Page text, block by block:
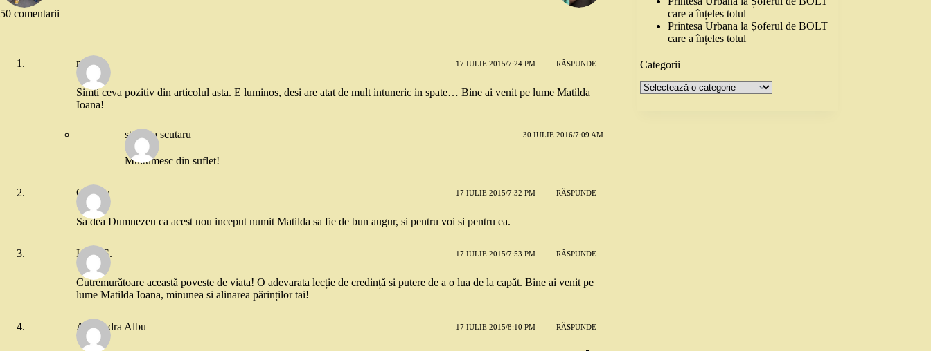
50 comentarii
miha 17 IULIE 2015/7:24 PM RĂSPUNDE
Simti ceva pozitiv din articolul asta. E luminos, desi are atat de mult intuneric in spate… Bine ai venit pe lume Matilda
Ioana!
steliana scutaru 30 IULIE 2016/7:09 AM
Multumesc din suflet!
Cristian 17 IULIE 2015/7:32 PM RĂSPUNDE
Sa dea Dumnezeu ca acest nou inceput numit Matilda sa fie de bun augur, si pentru voi si pentru ea.
Ioana S. 17 IULIE 2015/7:53 PM RĂSPUNDE
Cutremurătoare această poveste de viata! O adevarata lecție de credință si putere de a o lua de la capăt. Bine ai venit pe
lume Matilda Ioana, minunea si alinarea părinților tai!
Alexandra Albu 17 IULIE 2015/8:10 PM RĂSPUNDE
care a înțeles totul
Printesa Urbana la Șoferul de BOLT
care a înțeles totul
Categorii
Categorii